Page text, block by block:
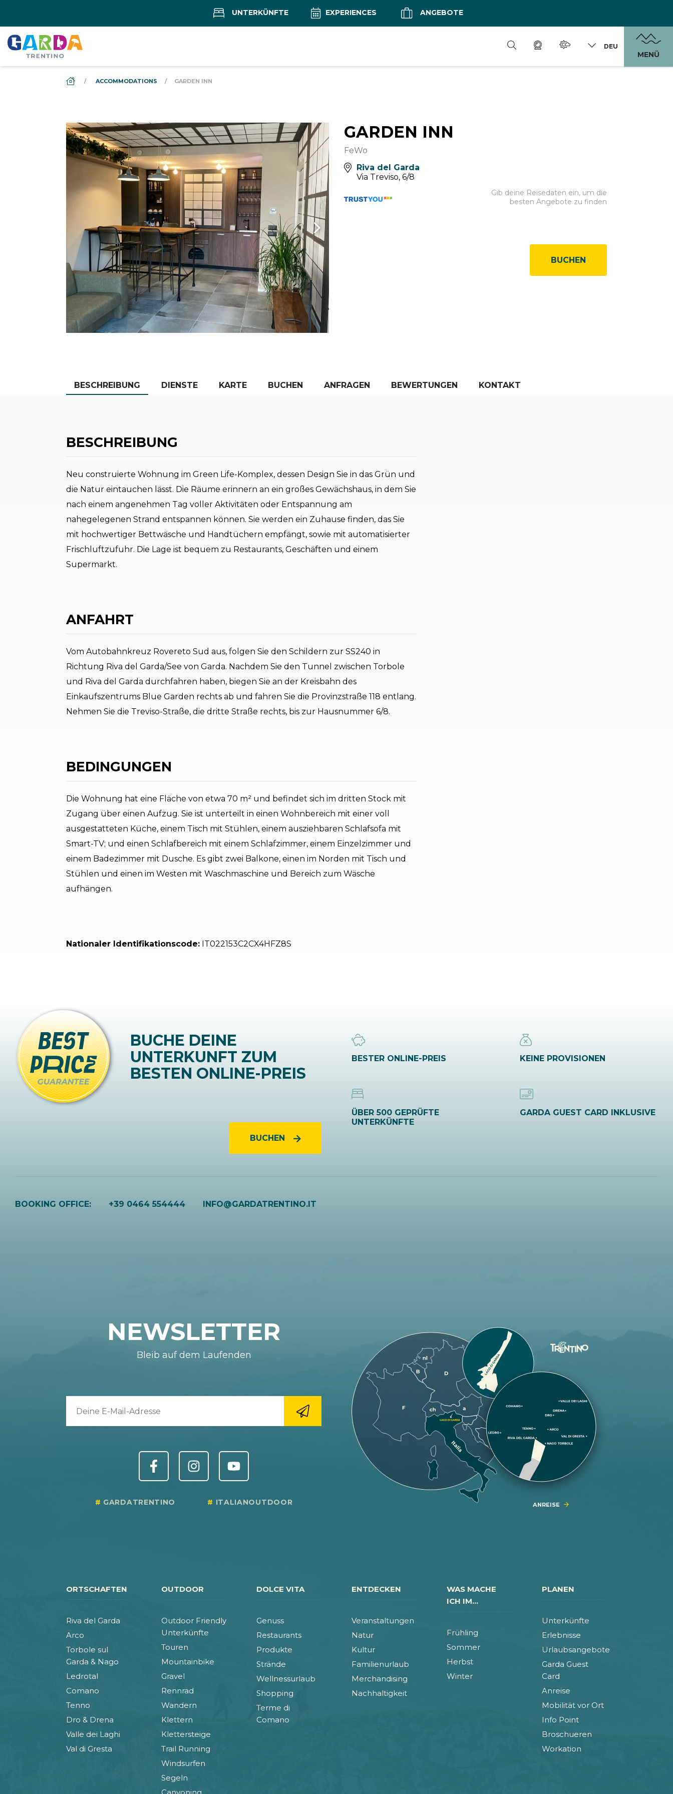
UNTERKÜNFTE EXPERIENCES ANGEBOTE
DEU
MENÜ
DS_BREADCRUMB.HOME
ACCOMMODATIONS GARDEN INN
GARDEN INN
FeWo
Riva del Garda
Via Treviso, 6/8
Gib deine Reisedaten ein, um die
besten Angebote zu finden
BUCHEN
BESCHREIBUNG DIENSTE KARTE BUCHEN ANFRAGEN BEWERTUNGEN KONTAKT
BESCHREIBUNG
Neu construierte Wohnung im Green Life-Komplex, dessen Design Sie in das Grün und
die Natur eintauchen lässt. Die Räume erinnern an ein großes Gewächshaus, in dem Sie
nach einem angenehmen Tag voller Aktivitäten oder Entspannung am
nahegelegenen Strand entspannen können. Sie werden ein Zuhause finden, das Sie
mit hochwertiger Bettwäsche und Handtüchern empfängt, sowie mit automatisierter
Frischluftzufuhr. Die Lage ist bequem zu Restaurants, Geschäften und einem
Supermarkt.
ANFAHRT
Vom Autobahnkreuz Rovereto Sud aus, folgen Sie den Schildern zur SS240 in
Richtung Riva del Garda/See von Garda. Nachdem Sie den Tunnel zwischen Torbole
und Riva del Garda durchfahren haben, biegen Sie an der Kreisbahn des
Einkaufszentrums Blue Garden rechts ab und fahren Sie die Provinzstraße 118 entlang.
Nehmen Sie die Treviso-Straße, die dritte Straße rechts, bis zur Hausnummer 6/8.
BEDINGUNGEN
Die Wohnung hat eine Fläche von etwa 70 m² und befindet sich im dritten Stock mit
Zugang über einen Aufzug. Sie ist unterteilt in einen Wohnbereich mit einer voll
ausgestatteten Küche, einem Tisch mit Stühlen, einem ausziehbaren Schlafsofa mit
Smart-TV; und einen Schlafbereich mit einem Schlafzimmer, einem Einzelzimmer und
einem Badezimmer mit Dusche. Es gibt zwei Balkone, einen im Norden mit Tisch und
Stühlen und einen im Westen mit Waschmaschine und Bereich zum Wäsche
aufhängen.
Nationaler Identifikationscode: IT022153C2CX4HFZ8S
BUCHE DEINE
UNTERKUNFT ZUM
BESTEN ONLINE-PREIS
BUCHEN
BESTER ONLINE-PREIS KEINE PROVISIONEN
ÜBER 500 GEPRÜFTE
UNTERKÜNFTE
GARDA GUEST CARD INKLUSIVE
BOOKING OFFICE: +39 0464 554444 INFO@GARDATRENTINO.IT
ANREISE
NEWSLETTER
Bleib auf dem Laufenden
GARDATRENTINO ITALIANOUTDOOR
ORTSCHAFTEN
Riva del Garda
Arco
Torbole sul
Garda & Nago
Ledrotal
Comano
Tenno
Dro & Drena
Valle dei Laghi
Val di Gresta
OUTDOOR
Outdoor Friendly
Unterkünfte
Touren
Mountainbike
Gravel
Rennrad
Wandern
Klettern
Klettersteige
Trail Running
Windsurfen
Segeln
DOLCE VITA
Genuss
Restaurants
Produkte
Strände
Wellnessurlaub
Shopping
Terme di
Comano
ENTDECKEN
Veranstaltungen
Natur
Kultur
Familienurlaub
Merchandising
Nachhaltigkeit
WAS MACHE
ICH IM...
Frühling
Sommer
Herbst
Winter
PLANEN
Unterkünfte
Erlebnisse
Urlaubsangebote
Garda Guest
Card
Anreise
Mobilität vor Ort
Info Point
Broschueren
Workation